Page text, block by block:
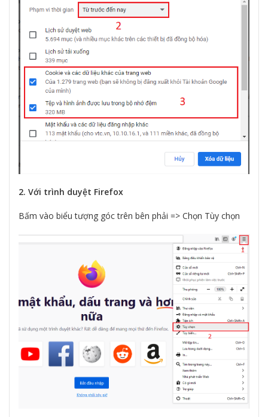
2. Với trình duyệt Firefox
Bấm vào biểu tượng góc trên bên phải => Chọn Tùy chọn